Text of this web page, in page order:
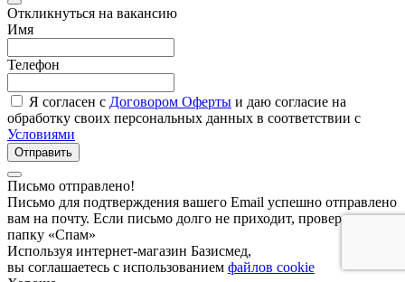
Откликнуться на вакансию
Имя
Телефон
Я согласен с Договором Оферты и даю согласие на
обработку своих персональных данных в соответствии с
Условиями
Отправить
Письмо отправлено!
Письмо для подтверждения вашего Email успешно отправлено
вам на почту. Если письмо долго не приходит, проверьте
папку «Спам»
Используя интернет-магазин Базисмед,
вы соглашаетесь с использованием файлов cookie